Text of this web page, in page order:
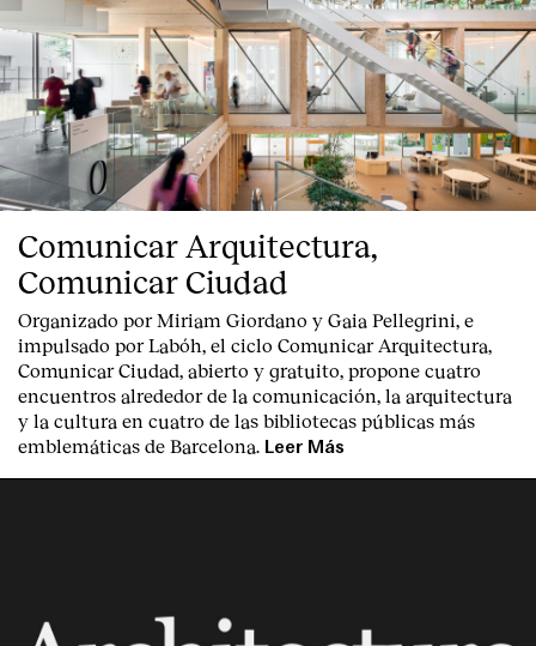
Comunicar Arquitectura,
Comunicar Ciudad
Organizado por Miriam Giordano y Gaia Pellegrini, e
impulsado por Labóh, el ciclo Comunicar Arquitectura,
Comunicar Ciudad, abierto y gratuito, propone cuatro
encuentros alrededor de la comunicación, la arquitectura
y la cultura en cuatro de las bibliotecas públicas más
emblemáticas de Barcelona. Leer Más